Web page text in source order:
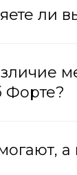
ли
Форте?